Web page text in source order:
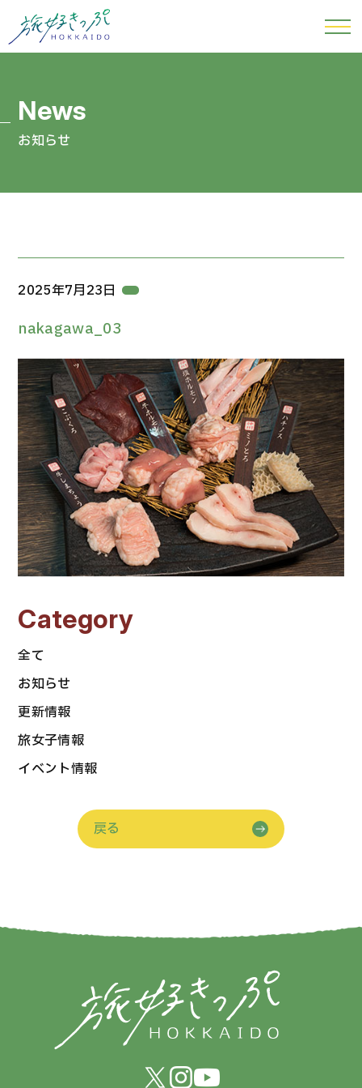
お知らせ
2025年7月23日
nakagawa_03
Category
全て
お知らせ
更新情報
旅女子情報
イベント情報
戻る